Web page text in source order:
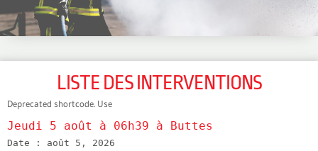
LISTE DES INTERVENTIONS
Deprecated shortcode. Use
Jeudi 5 août à 06h39 à Buttes
Date : août 5, 2026